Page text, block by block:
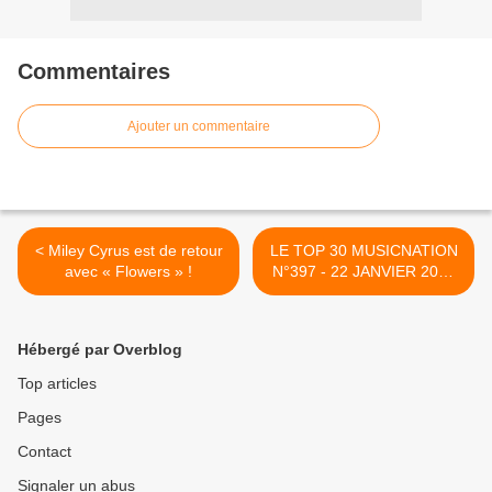
Commentaires
Ajouter un commentaire
< Miley Cyrus est de retour
avec « Flowers » !
LE TOP 30 MUSICNATION
N°397 - 22 JANVIER 2023
>
Hébergé par Overblog
Top articles
Pages
Contact
Signaler un abus